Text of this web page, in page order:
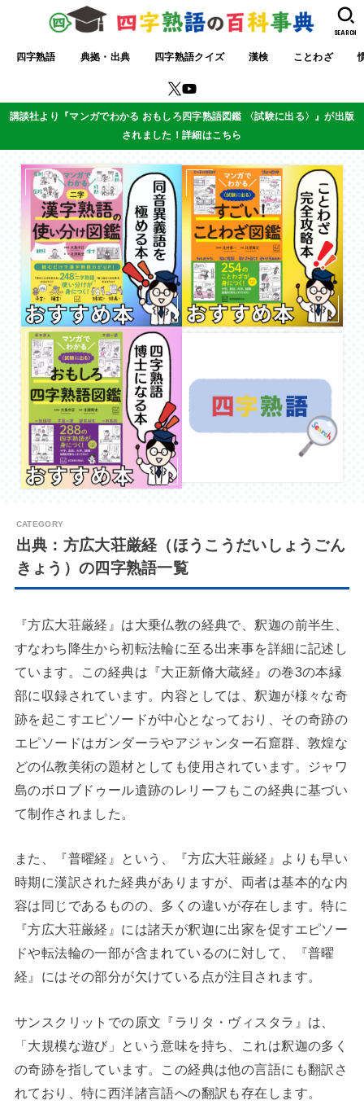
四字熟語 典拠・出典 四字熟語クイズ 漢検 ことわざ
SEARCH
講談社より『マンガでわかる おもしろ四字熟語図鑑 〈試験に出る〉』が出版
されました！詳細はこちら
出典：方広大荘厳経（ほうこうだいしょうごん
きょう）の四字熟語一覧
『方広大荘厳経』は大乗仏教の経典で、釈迦の前半生、
すなわち降生から初転法輪に至る出来事を詳細に記述し
ています。この経典は『大正新脩大蔵経』の巻3の本縁
部に収録されています。内容としては、釈迦が様々な奇
跡を起こすエピソードが中心となっており、その奇跡の
エピソードはガンダーラやアジャンター石窟群、敦煌な
どの仏教美術の題材としても使用されています。ジャワ
島のボロブドゥール遺跡のレリーフもこの経典に基づい
て制作されました。
また、『普曜経』という、『方広大荘厳経』よりも早い
時期に漢訳された経典がありますが、両者は基本的な内
容は同じであるものの、多くの違いが存在します。特に
『方広大荘厳経』には諸天が釈迦に出家を促すエピソー
ドや転法輪の一部が含まれているのに対して、『普曜
経』にはその部分が欠けている点が注目されます。
サンスクリットでの原文『ラリタ・ヴィスタラ』は、
「大規模な遊び」という意味を持ち、これは釈迦の多く
の奇跡を指しています。この経典は他の言語にも翻訳さ
れており、特に西洋諸言語への翻訳も存在します。